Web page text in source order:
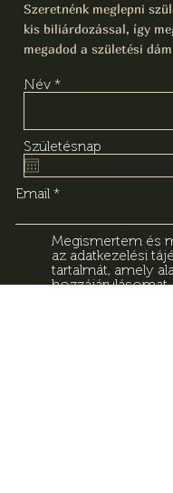
Szeretnénk meglepni
kis biliárdozással, így
megadod a születési
Név
Születésnap
Email
Megismertem és
az adatkezelési
tartalmát, amely
hozzájárulásomat